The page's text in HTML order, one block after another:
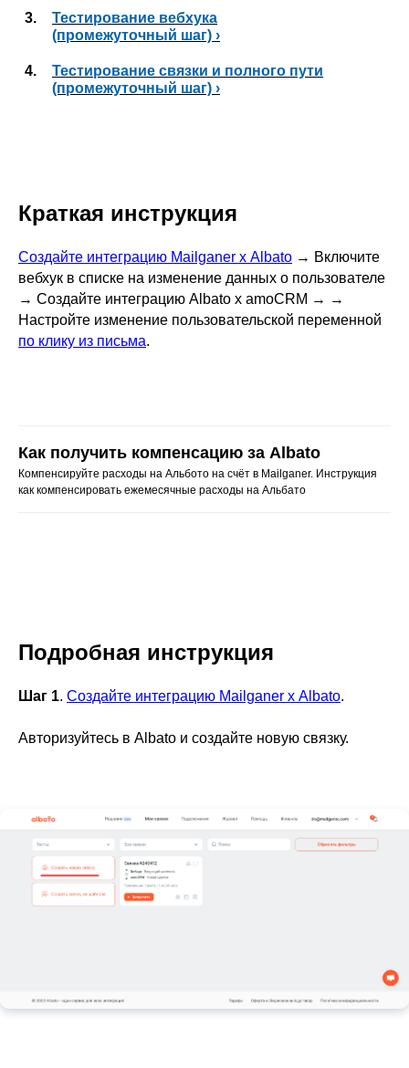
3.
Тестирование вебхука
(промежуточный шаг) ›
4.
Тестирование связки и полного пути
(промежуточный шаг) ›
Краткая инструкция
Создайте интеграцию Mailganer х Albato → Включите
вебхук в списке на изменение данных о пользователе
→ Создайте интеграцию Albato х amoCRM → →
Настройте изменение пользовательской переменной
по клику из письма.
Как получить компенсацию за Albato
Компенсируйте расходы на Альбото на счёт в Mailganer. Инструкция
как компенсировать ежемесячные расходы на Альбато
Подробная инструкция
Шаг 1. Создайте интеграцию Mailganer х Albato.
Авторизуйтесь в Albato и создайте новую связку.